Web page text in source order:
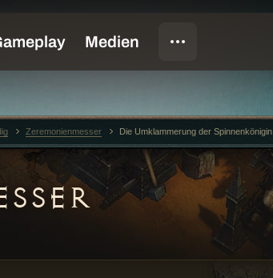
Zeremonienmesser Die Umklammerung der Spinnenkönigin